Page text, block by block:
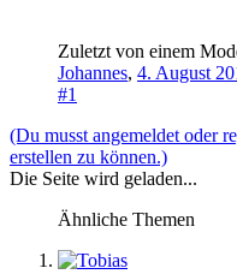
Zuletzt von einem
Johannes, 4. August
#1
(Du musst angemeldet oder
erstellen zu können.)
Die Seite wird geladen...
Ähnliche Themen